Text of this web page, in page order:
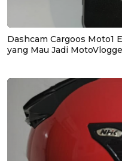
Dashcam Cargoos Moto1
yang Mau Jadi